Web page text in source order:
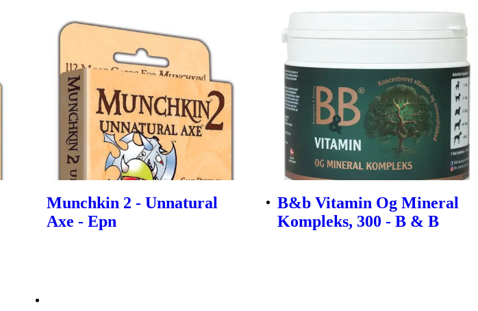
Munchkin 2 - Unnatural
Axe - Epn
B&b Vitamin Og Mineral
Kompleks, 300 - B & B